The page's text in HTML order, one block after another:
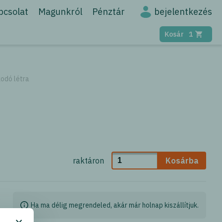
Magunkról Pénztár bejelentkezés
Kosár 1
létra
raktáron Kosárba
Ha ma délig megrendeled, akár már holnap kiszállítjuk.